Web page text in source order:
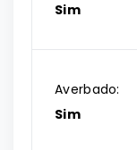
Sim
Averbado:
Sim